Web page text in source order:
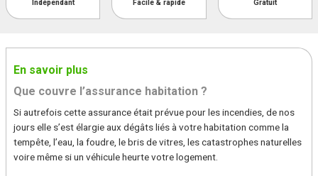
Indépendant Facile & rapide Gratuit
En savoir plus
Que couvre l’assurance habitation ?
Si autrefois cette assurance était prévue pour les incendies, de nos
jours elle s’est élargie aux dégâts liés à votre habitation comme la
tempête, l’eau, la foudre, le bris de vitres, les catastrophes naturelles
voire même si un véhicule heurte votre logement.